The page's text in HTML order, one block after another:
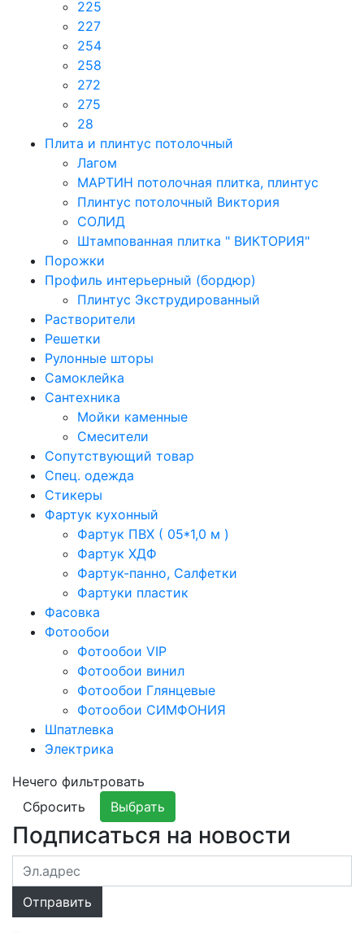
225
227
254
258
272
275
28
Плита и плинтус потолочный
Лагом
МАРТИН потолочная плитка, плинтус
Плинтус потолочный Виктория
СОЛИД
Штампованная плитка " ВИКТОРИЯ"
Порожки
Профиль интерьерный (бордюр)
Плинтус Экструдированный
Растворители
Решетки
Рулонные шторы
Самоклейка
Сантехника
Мойки каменные
Смесители
Сопутствующий товар
Спец. одежда
Стикеры
Фартук кухонный
Фартук ПВХ ( 05*1,0 м )
Фартук ХДФ
Фартук-панно, Салфетки
Фартуки пластик
Фасовка
Фотообои
Фотообои VIP
Фотообои винил
Фотообои Глянцевые
Фотообои СИМФОНИЯ
Шпатлевка
Электрика
Нечего фильтровать
Сбросить
Выбрать
Подписаться на новости